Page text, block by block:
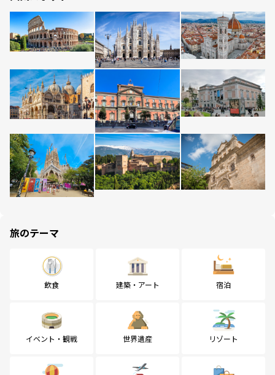
旅のテーマ
飲食 建築・アート 宿泊
イベント・観戦 世界遺産 リゾート